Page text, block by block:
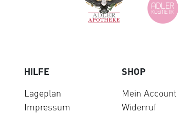
HILFE
Lageplan
Impressum
SHOP
Mein Account
Widerruf